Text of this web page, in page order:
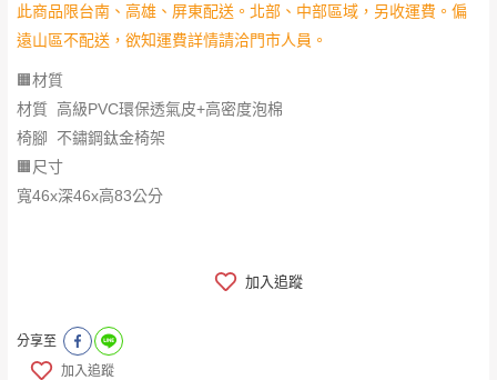
此商品限台南、高雄、屏東配送。北部、中部區域，另收運費。偏
遠山區不配送，欲知運費詳情請洽門市人員。
🟧材質
材質 高級PVC環保透氣皮+高密度泡棉
椅腳 不鏽鋼鈦金椅架
🟧尺寸
寬46x深46x高83公分
加入追蹤
分享至
加入追蹤